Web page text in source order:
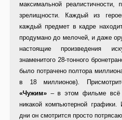
максимальной
зрелищности. Каждый из
каждый предмет в кадре
продумано до мелочей, и даже
настоящие произведения
знаменитого 28-тонного
было потрачено полтора
в 18 миллионов).
«Чужим» – в этом фильме всё
никакой компьютерной
дни он смотрится просто